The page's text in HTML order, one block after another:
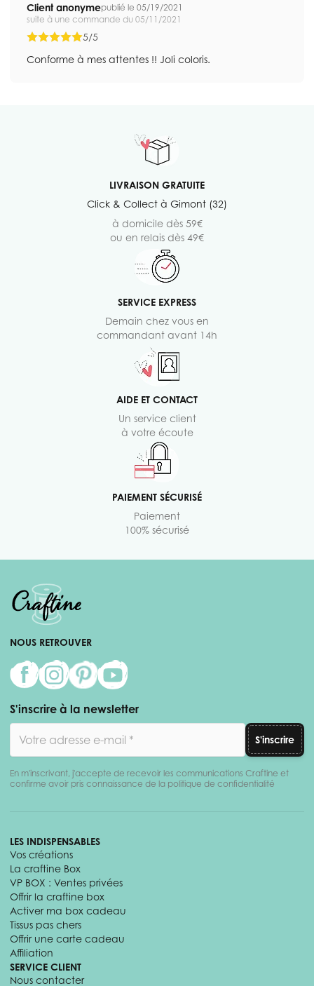
Client anonymepublié le 05/19/2021
suite à une commande du 05/11/2021
5/5
Conforme à mes attentes !! Joli coloris.
LIVRAISON GRATUITE
Click & Collect à Gimont (32)
à domicile dès 59€
ou en relais dès 49€
SERVICE EXPRESS
Demain chez vous en
commandant avant 14h
AIDE ET CONTACT
Un service client
à votre écoute
PAIEMENT SÉCURISÉ
Paiement
100% sécurisé
NOUS RETROUVER
S'inscrire à la newsletter
S'inscrire
En m'inscrivant, j'accepte de recevoir les communications Craftine et
confirme avoir pris connaissance de la politique de confidentialité
LES INDISPENSABLES
Vos créations
La craftine Box
VP BOX : Ventes privées
Offrir la craftine box
Activer ma box cadeau
Tissus pas chers
Offrir une carte cadeau
Affiliation
SERVICE CLIENT
Nous contacter